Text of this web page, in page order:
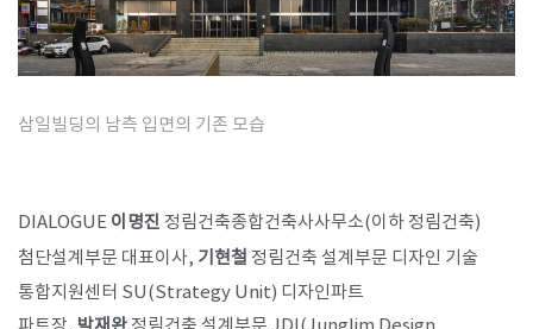
광고문의
Contact
삼일빌딩의 남측 입면의 기존 모습
DIALOGUE 이명진 정림건축종합건축사사무소(이하 정림건축)
첨단설계부문 대표이사, 기현철 정림건축 설계부문 디자인 기술
통합지원센터 SU(Strategy Unit) 디자인파트